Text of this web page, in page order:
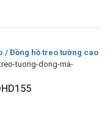
/ Đồng hồ treo tường cao
tuong-dong-ma-